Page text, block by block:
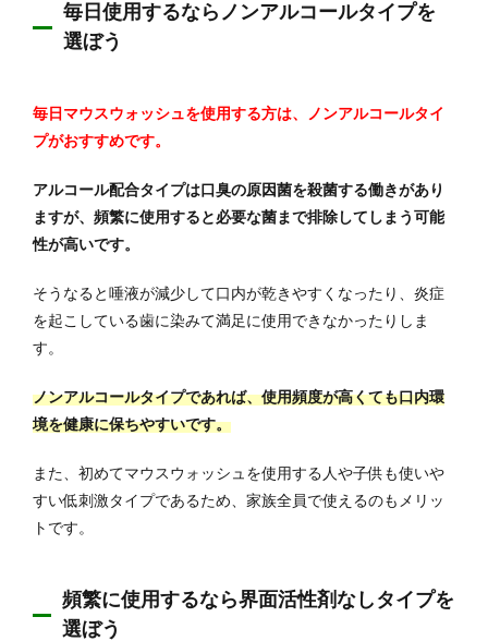
毎日使用するならノンアルコールタイプを
選ぼう
毎日マウスウォッシュを使用する方は、ノンアルコールタイ
プがおすすめです。
アルコール配合タイプは口臭の原因菌を殺菌する働きがあり
ますが、頻繁に使用すると必要な菌まで排除してしまう可能
性が高いです。
そうなると唾液が減少して口内が乾きやすくなったり、炎症
を起こしている歯に染みて満足に使用できなかったりしま
す。
ノンアルコールタイプであれば、使用頻度が高くても口内環
境を健康に保ちやすいです。
また、初めてマウスウォッシュを使用する人や子供も使いや
すい低刺激タイプであるため、家族全員で使えるのもメリッ
トです。
頻繁に使用するなら界面活性剤なしタイプを
選ぼう